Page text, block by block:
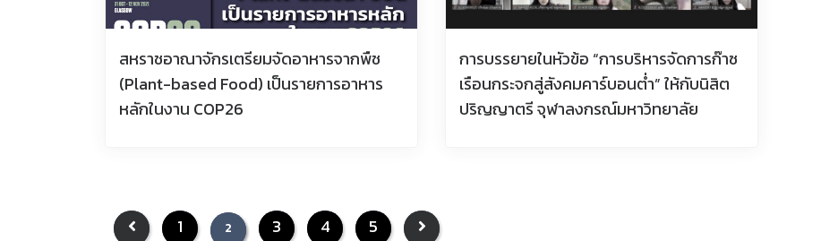
สหราชอาณาจักรเตรียมจัดอาหารจากพืช
(Plant-based Food) เป็นรายการอาหาร
หลักในงาน COP26
การบรรยายในหัวข้อ “การบริหารจัดการก๊าซ
เรือนกระจกสู่สังคมคาร์บอนต่ำ” ให้กับนิสิต
ปริญญาตรี จุฬาลงกรณ์มหาวิทยาลัย
1 2 3 4 5